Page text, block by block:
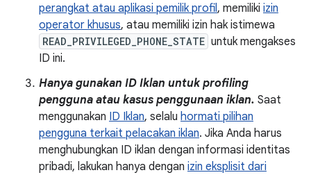
perangkat atau aplikasi pemilik profil, memiliki izin
operator khusus, atau memiliki izin hak istimewa
READ_PRIVILEGED_PHONE_STATE untuk mengakses
ID ini.
Hanya gunakan ID Iklan untuk profiling
pengguna atau kasus penggunaan iklan. Saat
menggunakan ID Iklan, selalu hormati pilihan
pengguna terkait pelacakan iklan. Jika Anda harus
menghubungkan ID iklan dengan informasi identitas
pribadi, lakukan hanya dengan izin eksplisit dari